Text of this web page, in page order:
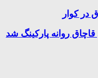
در کوار